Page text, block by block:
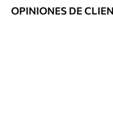
OPINIONES DE